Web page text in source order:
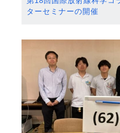
ターセミナーの開催